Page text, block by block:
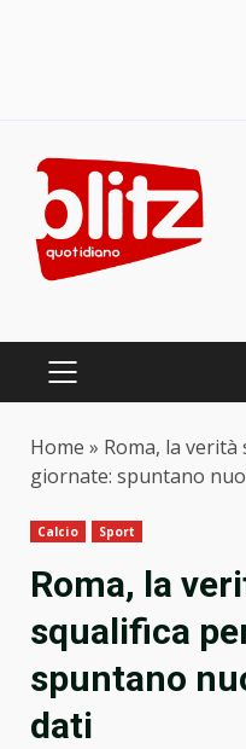
content
PRIMARY
Home » Roma, la verità
giornate: spuntano
Calcio Sport
Roma, la
squalifica
spuntano
dati